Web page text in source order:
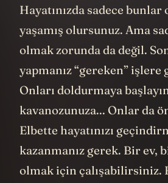
Hayatınızda sadece bunlar
yaşamış olursunuz. Ama
olmak zorunda da değil.
yapmanız “gereken”
Onları doldurmaya başlayın
kavanozunuza... Onlar da
Elbette hayatınızı
kazanmanız gerek. Bir ev,
olmak için çalışabilirsiniz.